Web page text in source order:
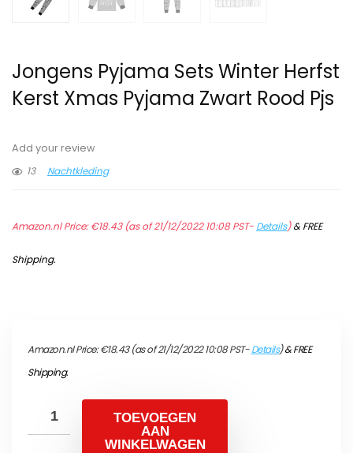
Jongens Pyjama Sets Winter Herfst
Kerst Xmas Pyjama Zwart Rood Pjs
Add your review
13
Nachtkleding
Amazon.nl Price:€18.43(as of 21/12/2022 10:08 PST- Details)&FREE
Shipping.
Amazon.nl Price:€18.43(as of 21/12/2022 10:08 PST-Details)&FREE
Shipping.
TOEVOEGEN
AAN
WINKELWAGEN